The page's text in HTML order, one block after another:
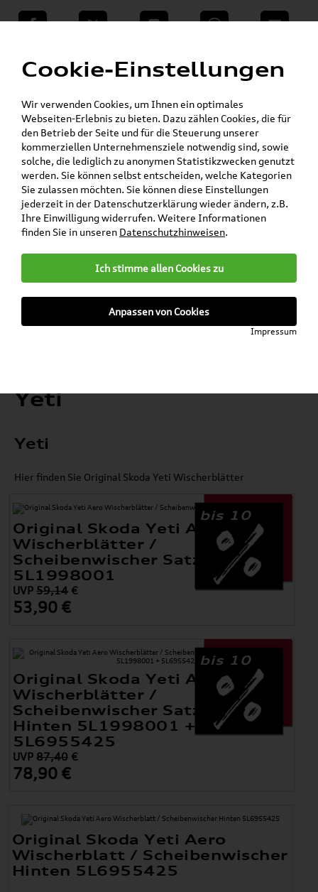
teilen Twitter Instagram WhatsApp E-Mail
Skoda Shop - Skoda Originalteile und Zubehör
» SKODA Original Teile » Wischerblätter
Mein Kundenkonto Warenkorb
Artikel für ihr Modell
Marke wählen
Modell wählen
Karosserieform wählen
Yeti
Yeti
Hier finden Sie Original Skoda Yeti Wischerblätter
bis 10
Original Skoda Yeti Aero
Wischerblätter /
Scheibenwischer Satz Vorne
5L1998001
UVP59,14 €
53,90 €
bis 10
Original Skoda Yeti Aero
Wischerblätter /
Scheibenwischer Satz Vorne +
Hinten 5L1998001 +
5L6955425
UVP87,40 €
78,90 €
Original Skoda Yeti Aero
Wischerblatt / Scheibenwischer
Hinten 5L6955425
Cookie-Einstellungen
Wir verwenden Cookies, um Ihnen ein optimales
Webseiten-Erlebnis zu bieten. Dazu zählen Cookies, die für
den Betrieb der Seite und für die Steuerung unserer
kommerziellen Unternehmensziele notwendig sind, sowie
solche, die lediglich zu anonymen Statistikzwecken genutzt
werden. Sie können selbst entscheiden, welche Kategorien
Sie zulassen möchten. Sie können diese Einstellungen
jederzeit in der Datenschutzerklärung wieder ändern, z.B.
Ihre Einwilligung widerrufen. Weitere Informationen
finden Sie in unseren Datenschutzhinweisen.
Ich stimme allen Cookies zu
Anpassen von Cookies
Impressum